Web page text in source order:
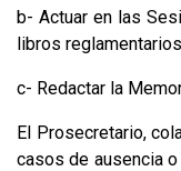
b- Actuar en las
libros
c- Redactar la
El Prosecretario,
casos de ausencia